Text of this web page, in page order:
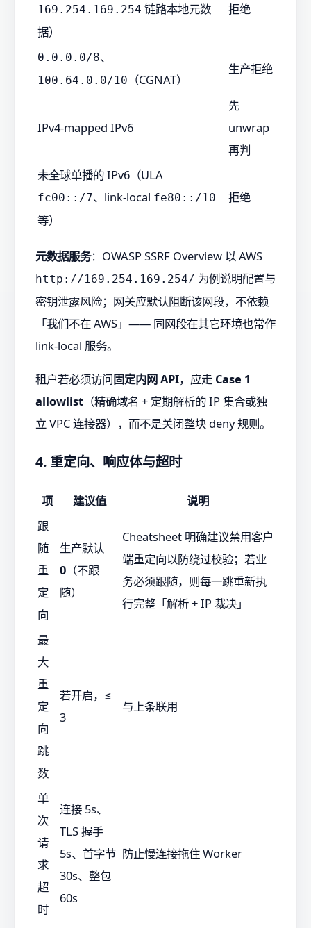
169.254.169.254 链路本地元数
据）
拒绝
0.0.0.0/8、
100.64.0.0/10 （CGNAT）
生产拒绝
IPv4-mapped IPv6
先
unwrap
再判
未全球单播的 IPv6（ULA
fc00::/7、link-local fe80::/10
等）
拒绝
元数据服务：OWASP SSRF Overview 以 AWS
http://169.254.169.254/ 为例说明配置与
密钥泄露风险；网关应默认阻断该网段，不依赖
「我们不在 AWS」—— 同网段在其它环境也常作
link-local 服务。
租户若必须访问固定内网 API，应走 Case 1
allowlist （精确域名 + 定期解析的 IP 集合或独
立 VPC 连接器），而不是关闭整块 deny 规则。
4. 重定向、响应体与超时
项 建议值
说明
跟
随
重
定
向
生产默认
0 （不跟
随）
Cheatsheet 明确建议禁用客户
端重定向以防绕过校验；若业
务必须跟随，则每一跳重新执
行完整「解析 + IP 裁决」
最
大
重
定
向
跳
数
若开启，≤
3
与上条联用
单
次
请
求
超
时
连接 5s、
TLS 握手
5s、首字节
30s、整包
60s
防止慢连接拖住 Worker